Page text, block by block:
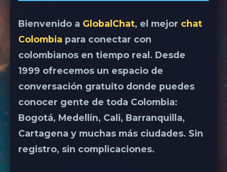
Bienvenido a GlobalChat, el mejor chat
Colombia para conectar con
colombianos en tiempo real. Desde
1999 ofrecemos un espacio de
conversación gratuito donde puedes
conocer gente de toda Colombia:
Bogotá, Medellín, Cali, Barranquilla,
Cartagena y muchas más ciudades. Sin
registro, sin complicaciones.